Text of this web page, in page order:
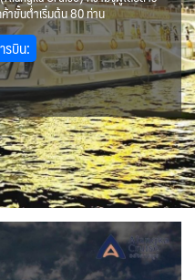
IDN อินโดนีเซีย 3
IRQ อิรัก 0
ISR อิสราเอล 0
JOR จอร์แดน 4
KORS เกาหลีใต้ 2
LAO ลาว 0
MYS มาเลเซีย 0
MNG มองโกเลีย 2
NPL เนปาล 0
ยุโรปราคาถูก 1
ออสเตรีย - Austria 3
BIH บอสเนีย & เฮอร์เซโกวีนา
1
BEL เบลเยี่ยม 0
CYP ไซปรัส 0
DNK เดนมาร์ก 2
FIN ฟินแลนด์ 3
FRA ฝรั่งเศส
DEU เยอรมนี
USA สหรัฐอเมริกา 6
บราซิล เปรู 3
อเมริกา แคนาดา 1
นิวซีแลนด์ - New Zealand
ขั้วโลกเหนือ 3
แอลจีเรีย - Algeria 0
ออสเตรเลีย - Australia 18
ลิเบีย - Libya 1
บราซิล - Brazil 0
อียิปต์ - Egypt 10
าขั้นต่ำเริ่มต้น 80 ท่าน
บิน: